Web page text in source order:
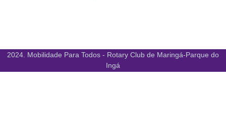
2024. Mobilidade Para Todos - Rotary Club de Maringá-Parque do
Ingá